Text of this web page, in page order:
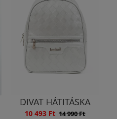
DIVAT HÁTITÁSKA
10 493 Ft 14 990 Ft